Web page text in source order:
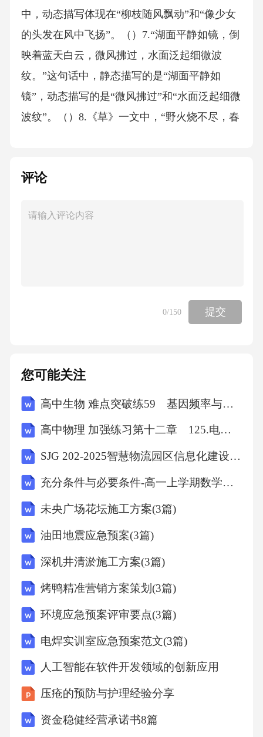
中，动态描写体现在“柳枝随风飘动”和“像少女
的头发在风中飞扬”。（）7.“湖面平静如镜，倒
映着蓝天白云，微风拂过，水面泛起细微波
纹。”这句话中，静态描写的是“湖面平静如
镜”，动态描写的是“微风拂过”和“水面泛起细微
波纹”。（）8.《草》一文中，“野火烧不尽，春
以使文章更易理解。（）10.《桂林山水》一文
流动。”这句话中，静态描写体现在“漓江的水”
静结合的写法描写景物。3.静态描写和动态描写
结合有什么作用？4.在写作中，如何运用动静结
为题，运用动静结合的写法写一段话。2.请以
“公园的黄昏”为题，运用动静结合的写法写一段
话。3.请以“雨中的街道”为题，运用动静结合的
动静结合的写法写一段话。【标准答案及解
析】一、单选题1.C解析：A、B、D都是静态描
写，只有C是动态描写。2.C解析：“柳枝轻拂水
面”是动态描写，其他选项都是静态描写。3.B解
写更生动。4.B解析：“小村庄静悄悄的”是静态
描写，其他选项都是动态描写或静态描写的一
部分。5.B解析：“烧”是动态描写，其他选项都
是静态描写。6.C解析：“虫子低声鸣叫”是动态
描写，其他选项都是静态描写。7.A解析：静态
描写和动态描写结合，可以使文章更具感染
力。8.C解析：“在风中飞扬”是动态描写，其他
选项都是静态描写或动态描写的一部分。9.A解
评论
0/150 提交
您可能关注
高中生物 难点突破练59 基因频率与基因型频率的相关计算
高中物理 加强练习第十二章 125.电磁感应中的线框模型(B)
SJG 202-2025智慧物流园区信息化建设与管理标准
充分条件与必要条件-高一上学期数学课时作业人教版A版（含解析）
未央广场花坛施工方案(3篇)
油田地震应急预案(3篇)
深机井清淤施工方案(3篇)
烤鸭精准营销方案策划(3篇)
环境应急预案评审要点(3篇)
电焊实训室应急预案范文(3篇)
人工智能在软件开发领域的创新应用
压疮的预防与护理经验分享
资金稳健经营承诺书8篇